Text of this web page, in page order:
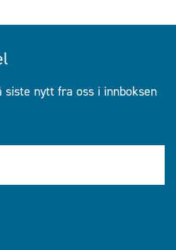
siste nytt fra oss i innboksen